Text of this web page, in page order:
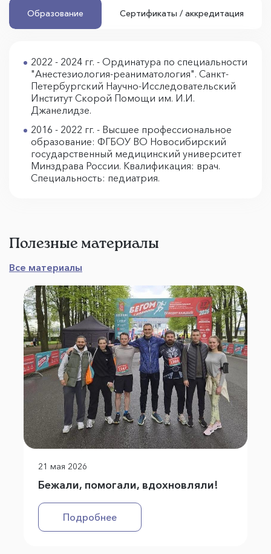
Образование Сертификаты / аккредитация
2022 - 2024 гг. - Ординатура по специальности
"Анестезиология-реаниматология". Санкт-
Петербургский Научно-Исследовательский
Институт Скорой Помощи им. И.И.
Джанелидзе.
2016 - 2022 гг. - Высшее профессиональное
образование: ФГБОУ ВО Новосибирский
государственный медицинский университет
Минздрава России. Квалификация: врач.
Специальность: педиатрия.
Полезные материалы
Все материалы
21 мая 2026
Бежали, помогали, вдохновляли!
Подробнее